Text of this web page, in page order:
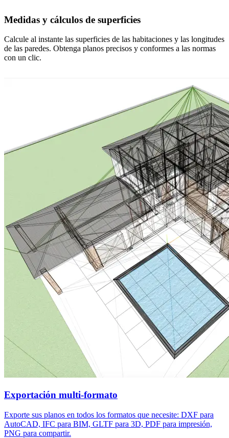
Medidas y cálculos de superficies
Calcule al instante las superficies de las habitaciones y las longitudes
de las paredes. Obtenga planos precisos y conformes a las normas
con un clic.
Exportación multi-formato
Exporte sus planos en todos los formatos que necesite: DXF para
AutoCAD, IFC para BIM, GLTF para 3D, PDF para impresión,
PNG para compartir.